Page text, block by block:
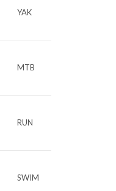
YAK
MTB
RUN
SWIM